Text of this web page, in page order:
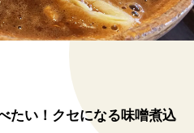
たい！クセになる味噌煮込